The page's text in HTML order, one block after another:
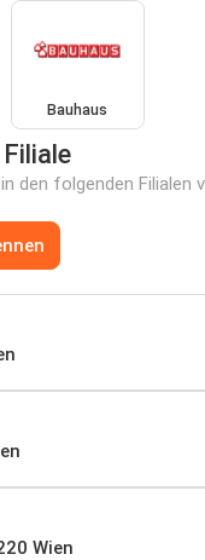
Bauhaus
den folgenden
Wien